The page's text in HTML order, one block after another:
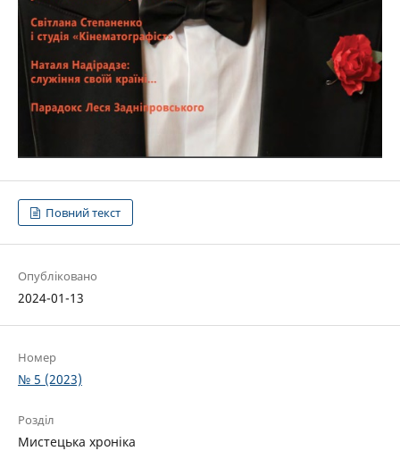
Повний текст
Опубліковано
2024-01-13
Номер
№ 5 (2023)
Розділ
Мистецька хроніка